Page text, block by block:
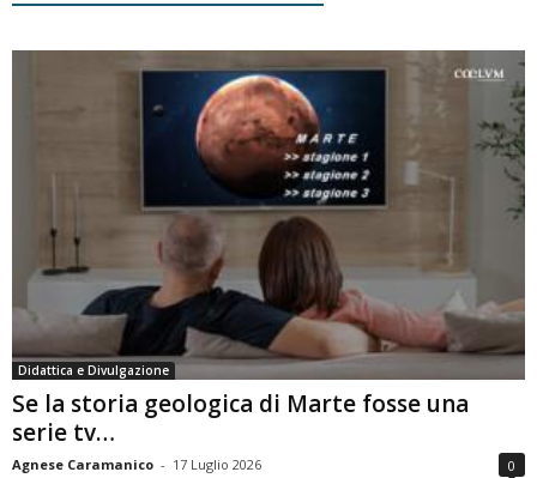
Didattica e Divulgazione
Se la storia geologica di Marte fosse una
serie tv…
Agnese Caramanico - 17 Luglio 2026 0